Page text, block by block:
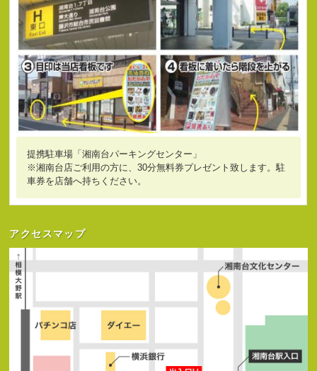
提携駐車場「湘南台パーキングセンター」
※湘南台店ご利用の方に、30分無料券プレゼント致します。駐
車券を店舗へ持ちください。
アクセスマップ